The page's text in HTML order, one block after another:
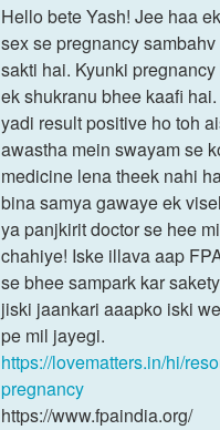
to
Mam
kya
ek
bar
sex
krne
se
by
Yaash
Hello
bete
Yash!
Jee
haa
ek
Hello bete Yash! Jee haa
sex se pregnancy sambahv
sakti hai. Kyunki
ek shukranu bhee kaafi
yadi result positive ho toh
awastha mein swayam se
medicine lena theek nahi
bina samya gawaye ek
ya panjkirit doctor se hee
chahiye! Iske illava aap
se bhee sampark kar
jiski jaankari aaapko iski
pe mil jayegi.
https://lovematters.in/hi/
pregnancy
https://www.fpaindia.org/